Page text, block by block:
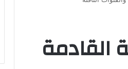
القادمة